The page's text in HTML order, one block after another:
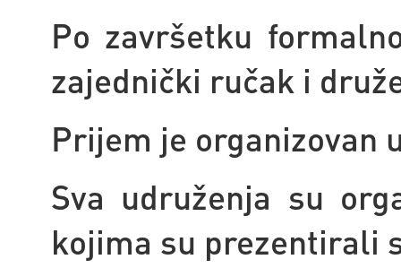
Po završetku
zajednički ručak i
Prijem je organizovan
Sva udruženja su
kojima su prezentirali